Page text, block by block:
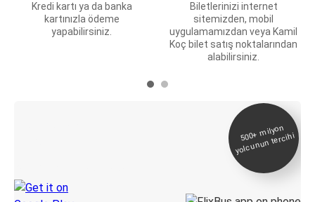
Kredi kartı ya da banka
kartınızla ödeme
yapabilirsiniz.
Biletlerinizi internet
sitemizden, mobil
uygulamamızdan veya Kamil
Koç bilet satış noktalarından
alabilirsiniz.
500+
milyon
yolcunun tercihi